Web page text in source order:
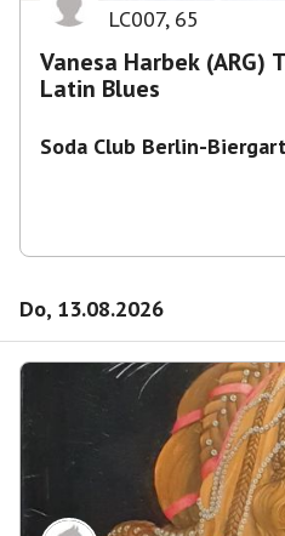
LC007, 65
Vanesa Harbek (ARG)
Latin Blues
Soda Club Berlin-
Do, 13.08.2026